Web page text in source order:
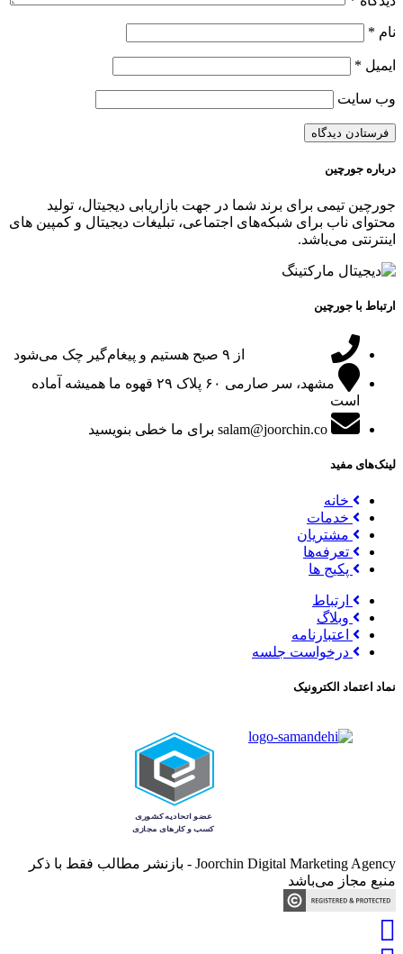
نام *
ایمیل *
وب‌ سایت
درباره جورچین
جورچین تیمی برای برند شما در جهت بازاریابی دیجیتال، تولید
محتوای ناب برای شبکه‌های اجتماعی، تبلیغات دیجیتال و کمپین های
اینترنتی می‌باشد.
ارتباط با جورچین
از ۹ صبح هستیم و پیغام‌گیر چک می‌شود
مشهد، سر صارمی ۶۰ پلاک ۲۹
قهوه ما همیشه آماده
است
salam@joorchin.co برای ما خطی بنویسید
لینک‌های مفید
خانه
خدمات
مشتریان
تعرفه‌ها
پکیج ها
ارتباط
وبلاگ
اعتبارنامه
درخواست جلسه
نماد اعتماد الکترونیک
Joorchin Digital Marketing Agency - بازنشر مطالب فقط با ذکر
منبع مجاز می‌باشد